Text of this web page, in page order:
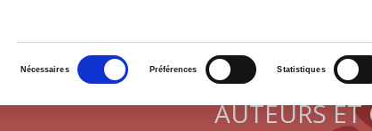
consentement
Nécessaires Préférences Statistiques
AUTEURS